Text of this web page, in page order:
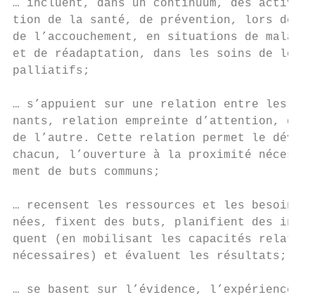
… incluent, dans un continuum, des
tion de la santé, de prévention, lors de
de l’accouchement, en situations de
et de réadaptation, dans les soins de
palliatifs;
… s’appuient sur une relation entre les
nants, relation empreinte d’attention, de
de l’autre. Cette relation permet le
chacun, l’ouverture à la proximité
ment de buts communs;
… recensent les ressources et les besoins
nées, fixent des buts, planifient des
quent (en mobilisant les capacités
nécessaires) et évaluent les résultats;
… se basent sur l’évidence, l’expérience